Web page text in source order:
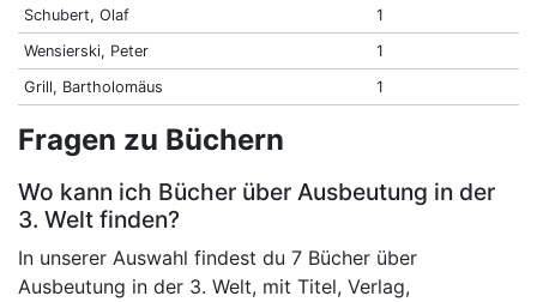
Schubert, Olaf
1
Wensierski, Peter
1
Grill, Bartholomäus
1
Fragen zu Büchern
Wo kann ich Bücher über Ausbeutung in der
3. Welt finden?
In unserer Auswahl findest du 7 Bücher über
Ausbeutung in der 3. Welt, mit Titel, Verlag,